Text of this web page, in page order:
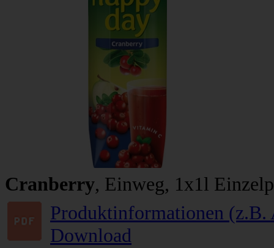
Cranberry, Einweg, 1x1l
Produktinformationen
Download